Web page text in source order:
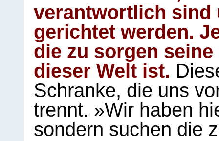
verantwortlich sind
gerichtet werden.
die zu sorgen
dieser Welt ist.
Schranke, die uns
trennt. »Wir haben
sondern suchen die